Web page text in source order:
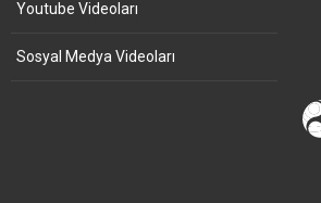
Youtube Videoları
Sosyal Medya Videoları